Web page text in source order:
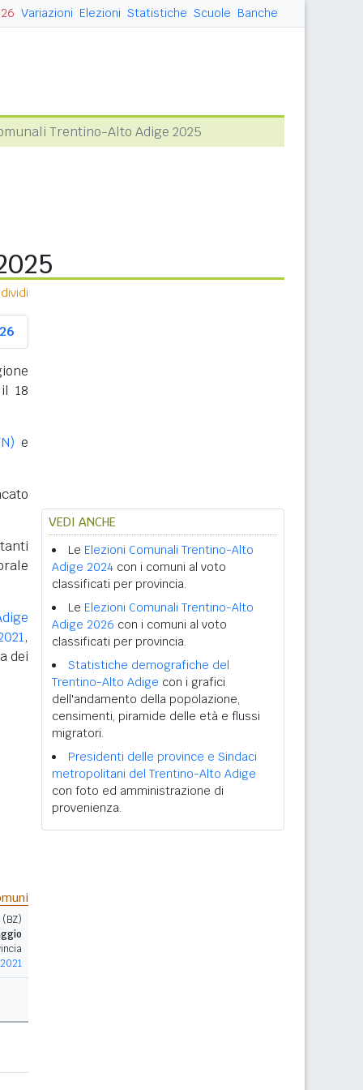
Variazioni Elezioni Statistiche Scuole Banche
Trentino-Alto Adige 2025
18
e
,
dei
VEDI ANCHE
Le Elezioni Comunali Trentino-Alto
Adige 2024 con i comuni al voto
classificati per provincia.
Le Elezioni Comunali Trentino-Alto
Adige 2026 con i comuni al voto
classificati per provincia.
Statistiche demografiche del
Trentino-Alto Adige con i grafici
dell'andamento della popolazione,
censimenti, piramide delle età e flussi
migratori.
Presidenti delle province e Sindaci
metropolitani del Trentino-Alto Adige
con foto ed amministrazione di
provenienza.